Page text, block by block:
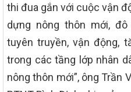
thi đua gắn với cuộc vận
dựng nông thôn mới,
tuyên truyền, vận động,
trong các tầng lớp nhân
nông thôn mới”, ông Trần